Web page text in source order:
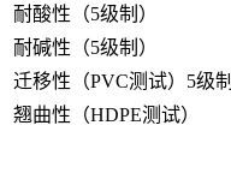
耐酸性（5级制）
耐碱性（5级制）
迁移性（PVC测试）5级制
翘曲性（HDPE测试）